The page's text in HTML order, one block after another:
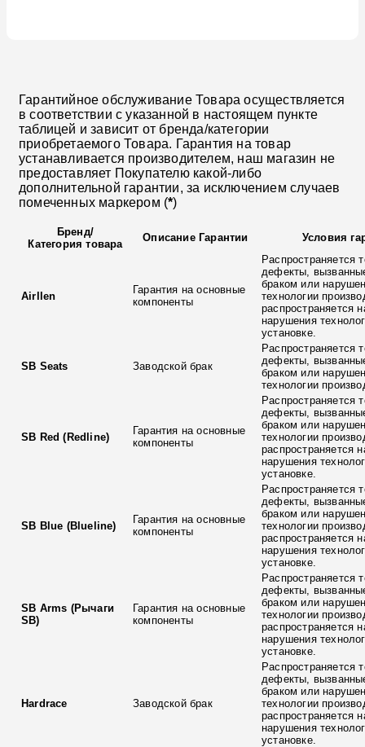
Гарантийное обслуживание Товара осуществляется
в соответствии с указанной в настоящем пункте
таблицей и зависит от бренда/категории
приобретаемого Товара. Гарантия на товар
устанавливается производителем, наш магазин не
предоставляет Покупателю какой-либо
дополнительной гарантии, за исключением случаев
помеченных маркером (*)
Бренд/
Категория товара
Описание Гарантии Условия
Airllen
Гарантия на основные
компоненты
Распространяется
дефекты,
браком или
технологии
распространяется
нарушения
установке.
SB Seats Заводской брак
Распространяется
дефекты,
браком или
технологии
SB Red (Redline)
Гарантия на основные
компоненты
Распространяется
дефекты,
браком или
технологии
распространяется
нарушения
установке.
SB Blue (Blueline)
Гарантия на основные
компоненты
Распространяется
дефекты,
браком или
технологии
распространяется
нарушения
установке.
SB Arms (Рычаги
SB)
Гарантия на основные
компоненты
Распространяется
дефекты,
браком или
технологии
распространяется
нарушения
установке.
Hardrace Заводской брак
Распространяется
дефекты,
браком или
технологии
распространяется
нарушения
установке.